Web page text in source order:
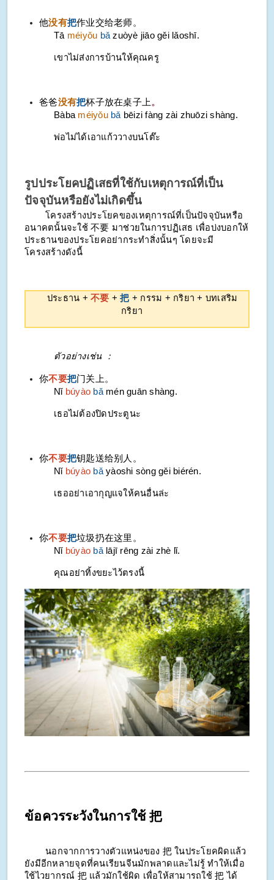
他没有把作业交给老师。
Tā méiyǒu bǎzuòyè jiāo gěi lǎoshī.
เขาไม่ส่งการบ้านให้คุณครู
爸爸没有把杯子放在桌子上。
Bàba méiyǒu bǎbēizi fàng zài zhuōzi shàng.
พ่อไม่ได้เอาแก้ววางบนโต๊ะ
รูปประโยคปฏิเสธที่ใช้กับเหตุการณ์ที่เป็น
ปัจจุบันหรือยังไม่เกิดขึ้น
โครงสร้างประโยคของเหตุการณ์ที่เป็นปัจจุบันหรือ
อนาคตนั้นจะใช้ 不要 มาช่วยในการปฏิเสธ เพื่อบ่งบอกให้
ประธานของประโยคอย่ากระทำสิ่งนั้นๆ โดยจะมี
โครงสร้างดังนี้
ประธาน + 不要 +把 + กรรม + กริยา + บทเสริม
กริยา
ตัวอย่างเช่น ：
你不要把门关上。
Nǐ búyào bǎmén guān shàng.
เธอไม่ต้องปิดประตูนะ
你不要把钥匙送给别人。
Nǐ búyào bǎyàoshi sòng gěi biérén.
เธออย่าเอากุญแจให้คนอื่นล่ะ
你不要把垃圾扔在这里。
Nǐ búyào bǎlājī rēng zài zhè lǐ.
คุณอย่าทิ้งขยะไว้ตรงนี้
ข้อควรระวังในการใช้ 把
นอกจากการวางตัวแหน่งของ 把 ในประโยคผิดแล้ว
ยังมีอีกหลายจุดที่คนเรียนจีนมักพลาดและไม่รู้ ทำให้เมื่อ
ใช้ไวยากรณ์ 把 แล้วมักใช้ผิด เพื่อให้สามารถใช้ 把 ได้